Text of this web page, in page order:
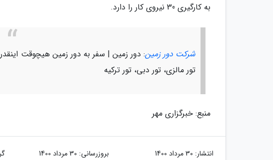
به کارگیری 30 نیروی کار را دارد.
شرکت دور زمین: دور زمین | سفر به دور زمین هیچوقت اینقدر
تور مالزی، تور دبی، تور ترکیه
منبع: خبرگزاری مهر
انتشار: 30 مرداد 1400 بروزرسانی: 30 مرداد 1400